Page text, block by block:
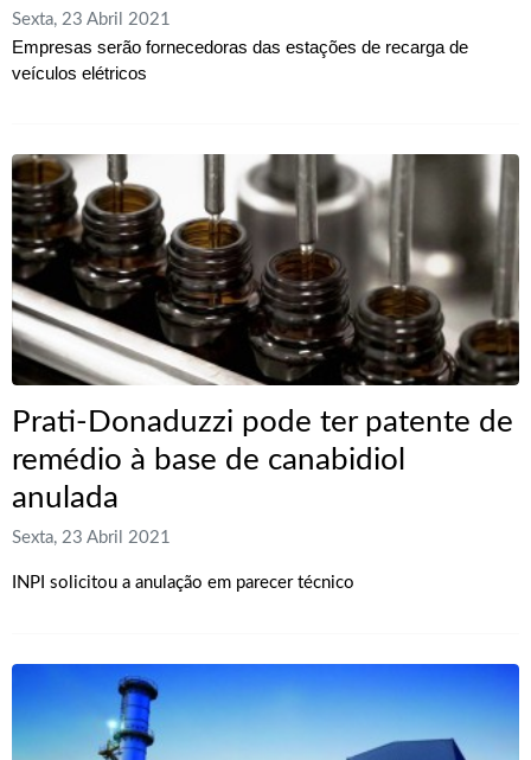
Sexta, 23 Abril 2021
Empresas serão fornecedoras das estações de recarga de
veículos elétricos
Prati-Donaduzzi pode ter patente de
remédio à base de canabidiol
anulada
Sexta, 23 Abril 2021
INPI solicitou a anulação em parecer técnico